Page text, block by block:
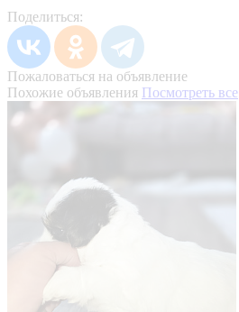
Поделиться:
Пожаловаться на объявление
Похожие объявления Посмотреть все